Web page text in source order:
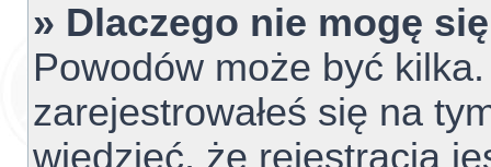
» Dlaczego nie mogę
Powodów może być
zarejestrowałeś się na
wiedzieć, że rejestracja